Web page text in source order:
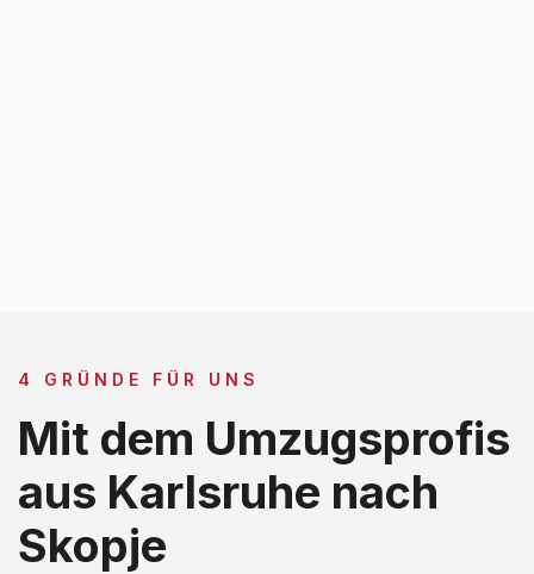
4 GRÜNDE FÜR UNS
Mit dem Umzugsprofis
aus Karlsruhe nach
Skopje